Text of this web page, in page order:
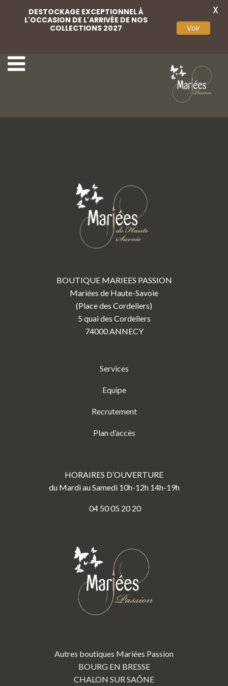
BOUTIQUE MARIEES PASSION
Mariées de Haute-Savoie
(Place des Cordeliers)
5 quai des Cordeliers
74000 ANNECY
Services
Equipe
Recrutement
Plan d’accès
HORAIRES D’OUVERTURE
du Mardi au Samedi 10h-12h 14h-19h
04 50 05 20 20
Autres boutiques Mariées Passion
BOURG EN BRESSE
CHALON SUR SAÔNE
DESTOCKAGE EXCEPTIONNEL À
L'OCCASION DE L'ARRIVÉE DE NOS
COLLECTIONS 2027
Voir
X